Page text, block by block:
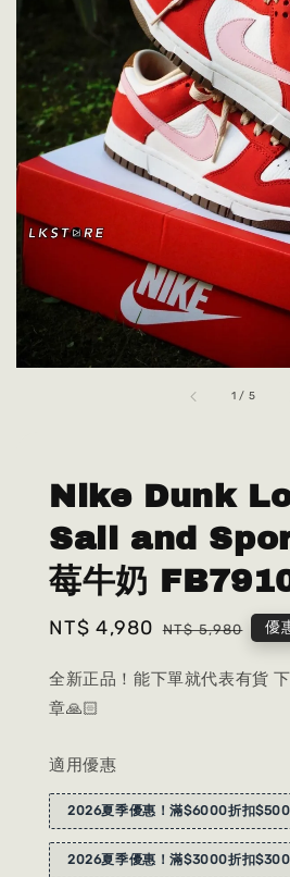
1 / 5
Nike Dunk
Sail and
莓牛奶
Sale
NT$ 4,980 Regular
NT$ 5,980 優
全新正品！能下單就代表有貨
章🙏🏻
適用優惠
2026夏季優惠！滿$6000折扣$500
2026夏季優惠！滿$3000折扣$300